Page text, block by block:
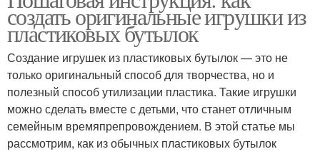
создать оригинальные игрушки из
пластиковых бутылок
Создание игрушек из пластиковых бутылок — это не
только оригинальный способ для творчества, но и
полезный способ утилизации пластика. Такие игрушки
можно сделать вместе с детьми, что станет отличным
семейным времяпрепровождением. В этой статье мы
рассмотрим, как из обычных пластиковых бутылок